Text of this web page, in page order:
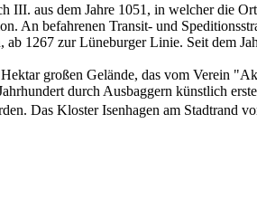
aus dem Jahre 1051, in welcher die
An befahrenen Transit- und
1267 zur Lüneburger Linie. Seit dem
großen Gelände, das vom Verein
durch Ausbaggern künstlich
Das Kloster Isenhagen am Stadtrand